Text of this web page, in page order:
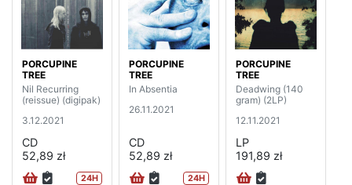
PORCUPINE
TREE
Nil Recurring
(reissue) (digipak)
3.12.2021
CD
52,89 zł
24H
PORCUPINE
TREE
In Absentia
26.11.2021
CD
52,89 zł
24H
PORCUPINE
TREE
Deadwing (140
gram) (2LP)
12.11.2021
LP
191,89 zł